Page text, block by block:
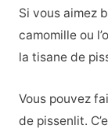
Si vous aimez
camomille ou
la tisane de
Vous pouvez
de pissenlit.